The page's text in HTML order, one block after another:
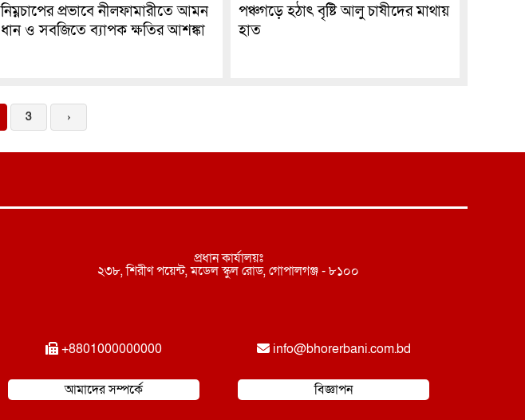
নিম্নচাপের প্রভাবে নীলফামারীতে আমন
ধান ও সবজিতে ব্যাপক ক্ষতির আশঙ্কা
পঞ্চগড়ে হঠাৎ বৃষ্টি আলু চাষীদের মাথায়
হাত
3 ›
প্রধান কার্যালয়ঃ
২৩৮, শিরীণ পয়েন্ট, মডেল স্কুল রোড, গোপালগঞ্জ - ৮১০০
+8801000000000 info@bhorerbani.com.bd
আমাদের সম্পর্কে বিজ্ঞাপন